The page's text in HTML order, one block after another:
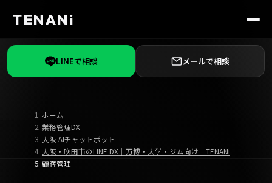
TENANi
LINEで相談 メールで相談
ホーム
業務管理DX
大阪 AIチャットボット
大阪・吹田市のLINE DX｜万博・大学・ジム向け｜TENANi
顧客管理